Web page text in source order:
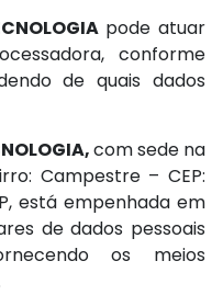
pode atuar
conforme
de quais dados
com sede na
Campestre – CEP:
está empenhada em
de dados pessoais
os meios